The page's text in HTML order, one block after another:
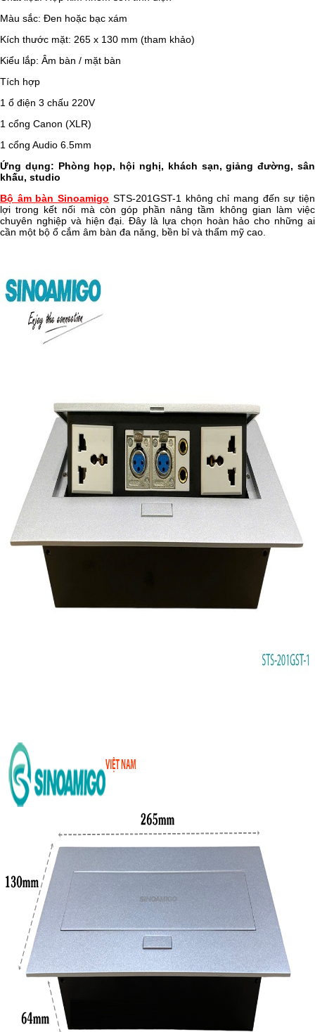
Màu sắc: Đen hoặc bạc xám
Kích thước mặt: 265 x 130 mm (tham khảo)
Kiểu lắp: Âm bàn / mặt bàn
Tích hợp
1 ổ điện 3 chấu 220V
1 cổng Canon (XLR)
1 cổng Audio 6.5mm
Ứng dụng: Phòng họp, hội nghị, khách sạn, giảng đường, sân
khấu, studio
Bộ âm bàn Sinoamigo STS-201GST-1 không chỉ mang đến sự tiện
lợi trong kết nối mà còn góp phần nâng tầm không gian làm việc
chuyên nghiệp và hiện đại. Đây là lựa chọn hoàn hảo cho những ai
cần một bộ ổ cắm âm bàn đa năng, bền bỉ và thẩm mỹ cao.